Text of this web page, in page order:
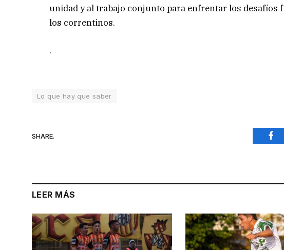
unidad y al trabajo conjunto para enfrentar los desafíos
los correntinos.
.
Lo que hay que saber
SHARE.
LEER MÁS